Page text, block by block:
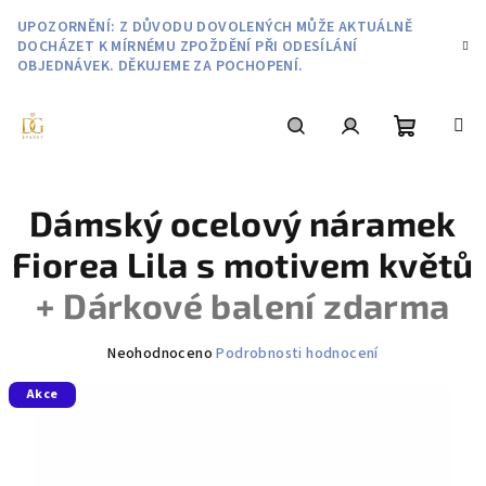
obsah
UPOZORNĚNÍ: Z DŮVODU DOVOLENÝCH MŮŽE AKTUÁLNĚ
DOCHÁZET K MÍRNÉMU ZPOŽDĚNÍ PŘI ODESÍLÁNÍ
OBJEDNÁVEK. DĚKUJEME ZA POCHOPENÍ.
košík
Dámský ocelový náramek
Fiorea Lila s motivem květů
+ Dárkové balení zdarma
Průměrné
Neohodnoceno Podrobnosti hodnocení
Akce